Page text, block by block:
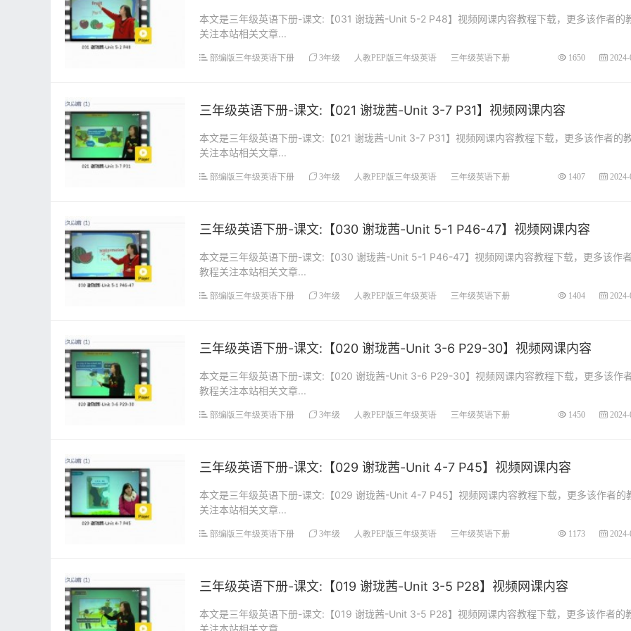
本文是三年级英语下册-课文:【031 谢珑茜-Unit 5-2 P48】视频网课内容教程下载，更多该作者的
关注本站相关文章...
部编版三年级英语下册 3年级 人教PEP版三年级英语 三年级英语下册 1650
三年级英语下册-课文:【021 谢珑茜-Unit 3-7 P31】视频网课内容
本文是三年级英语下册-课文:【021 谢珑茜-Unit 3-7 P31】视频网课内容教程下载，更多该作者的
关注本站相关文章...
部编版三年级英语下册 3年级 人教PEP版三年级英语 三年级英语下册 1407
三年级英语下册-课文:【030 谢珑茜-Unit 5-1 P46-47】视频网课内容
本文是三年级英语下册-课文:【030 谢珑茜-Unit 5-1 P46-47】视频网课内容教程下载，更多该作
教程关注本站相关文章...
部编版三年级英语下册 3年级 人教PEP版三年级英语 三年级英语下册 1404
三年级英语下册-课文:【020 谢珑茜-Unit 3-6 P29-30】视频网课内容
本文是三年级英语下册-课文:【020 谢珑茜-Unit 3-6 P29-30】视频网课内容教程下载，更多该作
教程关注本站相关文章...
部编版三年级英语下册 3年级 人教PEP版三年级英语 三年级英语下册 1450
三年级英语下册-课文:【029 谢珑茜-Unit 4-7 P45】视频网课内容
本文是三年级英语下册-课文:【029 谢珑茜-Unit 4-7 P45】视频网课内容教程下载，更多该作者的
关注本站相关文章...
部编版三年级英语下册 3年级 人教PEP版三年级英语 三年级英语下册 1173
三年级英语下册-课文:【019 谢珑茜-Unit 3-5 P28】视频网课内容
本文是三年级英语下册-课文:【019 谢珑茜-Unit 3-5 P28】视频网课内容教程下载，更多该作者的